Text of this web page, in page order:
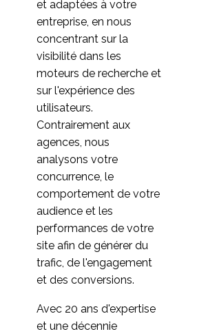
convivialité
à entreprise
1
que la
sur les tests
0
2022
UX à
est-elle une
valable à la2
à distance
0
pour les
à
0
ne pas
- Test
et adaptées à votre
entreprise, en nous
concentrant sur la
visibilité dans les
moteurs de recherche et
sur l'expérience des
utilisateurs.
Contrairement aux
agences, nous
analysons votre
concurrence, le
comportement de votre
audience et les
performances de votre
site afin de générer du
trafic, de l'engagement
et des conversions.
Avec 20 ans d'expertise
et une décennie